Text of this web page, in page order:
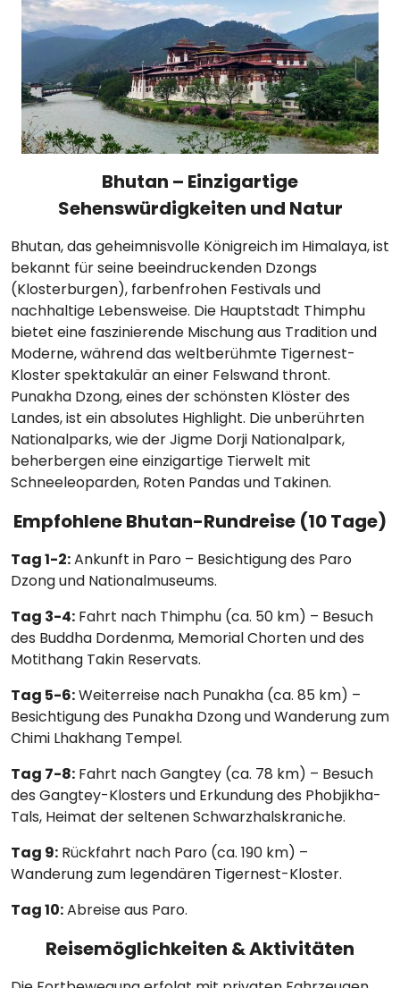
Bhutan – Einzigartige
Sehenswürdigkeiten und Natur
Bhutan, das geheimnisvolle Königreich im Himalaya, ist
bekannt für seine beeindruckenden Dzongs
(Klosterburgen), farbenfrohen Festivals und
nachhaltige Lebensweise. Die Hauptstadt Thimphu
bietet eine faszinierende Mischung aus Tradition und
Moderne, während das weltberühmte Tigernest-
Kloster spektakulär an einer Felswand thront.
Punakha Dzong, eines der schönsten Klöster des
Landes, ist ein absolutes Highlight. Die unberührten
Nationalparks, wie der Jigme Dorji Nationalpark,
beherbergen eine einzigartige Tierwelt mit
Schneeleoparden, Roten Pandas und Takinen.
Empfohlene Bhutan-Rundreise (10 Tage)
Tag 1-2:Ankunft in Paro – Besichtigung des Paro
Dzong und Nationalmuseums.
Tag 3-4: Fahrt nach Thimphu (ca. 50 km) – Besuch
des Buddha Dordenma, Memorial Chorten und des
Motithang Takin Reservats.
Tag 5-6:Weiterreise nach Punakha (ca. 85 km) –
Besichtigung des Punakha Dzong und Wanderung zum
Chimi Lhakhang Tempel.
Tag 7-8: Fahrt nach Gangtey (ca. 78 km) – Besuch
des Gangtey-Klosters und Erkundung des Phobjikha-
Tals, Heimat der seltenen Schwarzhalskraniche.
Tag 9: Rückfahrt nach Paro (ca. 190 km) –
Wanderung zum legendären Tigernest-Kloster.
Tag 10:Abreise aus Paro.
Reisemöglichkeiten & Aktivitäten